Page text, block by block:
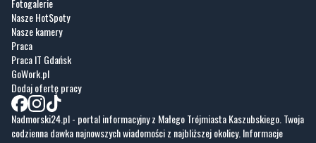
Praca IT Gdańsk
GoWork.pl
Dodaj ofertę pracy
Nadmorski24.pl - portal informacyjny z Małego Trójmiasta Kaszubskiego. Twoja
codzienna dawka najnowszych wiadomości z najbliższej okolicy. Informacje
społeczne, kulturalne i sportowe z Wejherowa, Pucka, Redy, Rumi i okolic.
Zawsze sprawdzone i aktualne info dla mieszkańców Małego Trójmiasta
Kaszubskiego.